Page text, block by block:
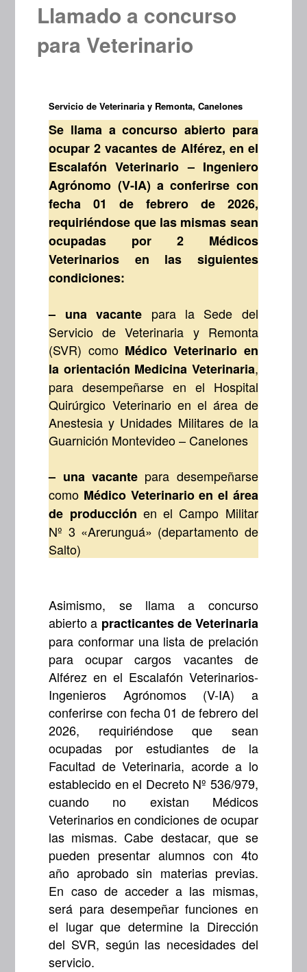
Llamado a concurso
para Veterinario
Servicio de Veterinaria y Remonta, Canelones
Se llama a concurso abierto para
ocupar 2 vacantes de Alférez, en el
Escalafón Veterinario – Ingeniero
Agrónomo (V-IA) a conferirse con
fecha 01 de febrero de 2026,
requiriéndose que las mismas sean
ocupadas por 2 Médicos
Veterinarios en las siguientes
condiciones:
– una vacante para la Sede del
Servicio de Veterinaria y Remonta
(SVR) como Médico Veterinario en
la orientación Medicina Veterinaria,
para desempeñarse en el Hospital
Quirúrgico Veterinario en el área de
Anestesia y Unidades Militares de la
Guarnición Montevideo – Canelones
– una vacante para desempeñarse
como Médico Veterinario en el área
de producción en el Campo Militar
Nº 3 «Arerunguá» (departamento de
Salto)
Asimismo, se llama a concurso
abierto a practicantes de Veterinaria
para conformar una lista de prelación
para ocupar cargos vacantes de
Alférez en el Escalafón Veterinarios-
Ingenieros Agrónomos (V-IA) a
conferirse con fecha 01 de febrero del
2026, requiriéndose que sean
ocupadas por estudiantes de la
Facultad de Veterinaria, acorde a lo
establecido en el Decreto Nº 536/979,
cuando no existan Médicos
Veterinarios en condiciones de ocupar
las mismas. Cabe destacar, que se
pueden presentar alumnos con 4to
año aprobado sin materias previas.
En caso de acceder a las mismas,
será para desempeñar funciones en
el lugar que determine la Dirección
del SVR, según las necesidades del
servicio.